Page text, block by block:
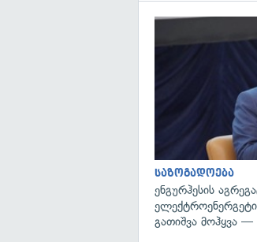
საზოგადოება
ენგურჰესის
გათიშვა მოჰყვა —